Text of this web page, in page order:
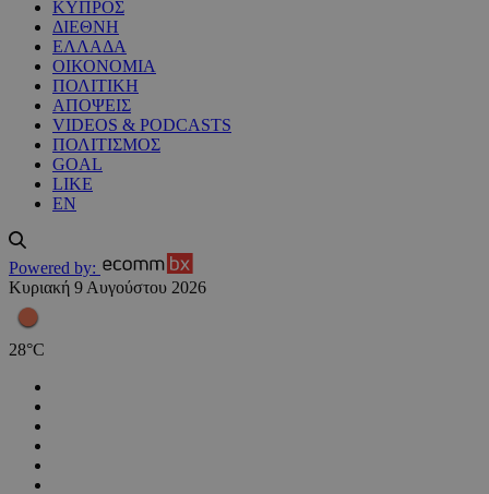
ΚΥΠΡΟΣ
ΔΙΕΘΝΗ
ΕΛΛΑΔΑ
ΟΙΚΟΝΟΜΙΑ
ΠΟΛΙΤΙΚΗ
ΑΠΟΨΕΙΣ
VIDEOS & PODCASTS
ΠΟΛΙΤΙΣΜΟΣ
GOAL
LIKE
EN
Powered by:
Κυριακή 9 Αυγούστου 2026
28°C